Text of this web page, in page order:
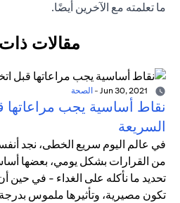
ما تعلمته مع الآخرين أيضًا.
مقالات
- الصحة
نقاط أساسية يجب مراعاتها
السريعة
في عالم اليوم سريع الخطى، نجد
من القرارات بشكل يومي، بعضها
تحديد ما نأكله على الغداء - في حين
تكون مصيرية، وتأثيرها ملموس بدرجة